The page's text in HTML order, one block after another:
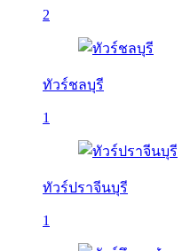
2
ทัวร์ชลบุรี
1
ทัวร์ปราจีนบุรี
1